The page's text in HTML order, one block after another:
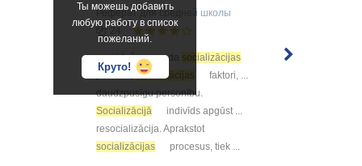
Ты можешь добавить
любую работу в список
пожеланий.
Круто!
Рефератдля средней школы
... veidošanos rada
socializācijas
process,
socializācijas
faktori, ...
daudzpusīgu personību.
Socializācijā
indivīds apgūst ...
resocializācija. Aprakstot
socializācijas
procesus, tiek ...